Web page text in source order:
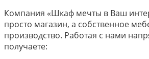
Компания «Шкаф мечты в Ваш
просто магазин, а собственное
производство. Работая с нами
получаете: